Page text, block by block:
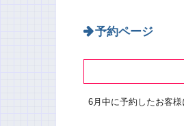
予約ページ
6月中に予約したお客様